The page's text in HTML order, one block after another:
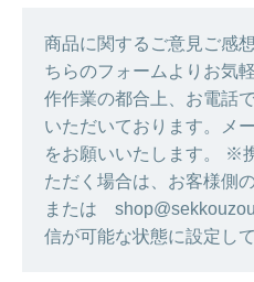
商品に関するご意見ご感
ちらのフォームよりお気
作作業の都合上、お電話
いただいております。メ
をお願いいたします。 ※
ただく場合は、お客様側
または
信が可能な状態に設定し